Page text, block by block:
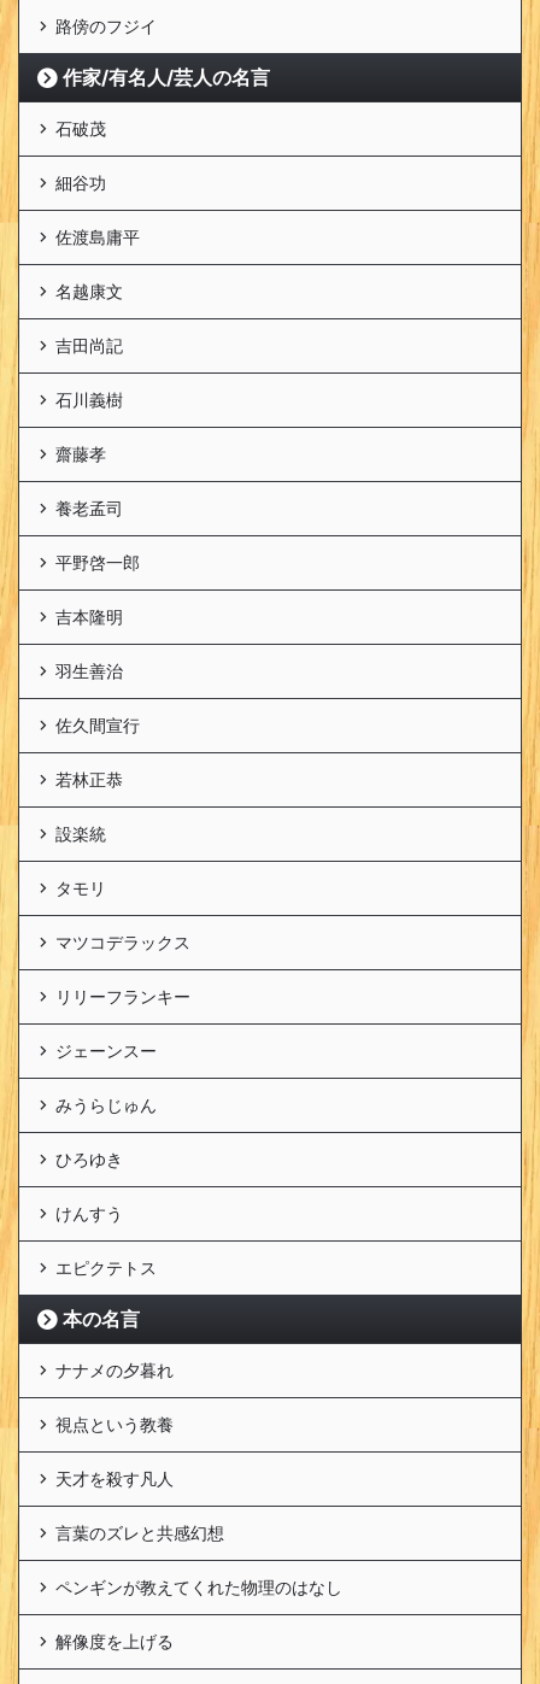
路傍のフジイ
作家/有名人/芸人の名言
石破茂
細谷功
佐渡島庸平
名越康文
吉田尚記
石川義樹
齋藤孝
養老孟司
平野啓一郎
吉本隆明
羽生善治
佐久間宣行
若林正恭
設楽統
タモリ
マツコデラックス
リリーフランキー
ジェーンスー
みうらじゅん
ひろゆき
けんすう
エピクテトス
本の名言
ナナメの夕暮れ
視点という教養
天才を殺す凡人
言葉のズレと共感幻想
ペンギンが教えてくれた物理のはなし
解像度を上げる